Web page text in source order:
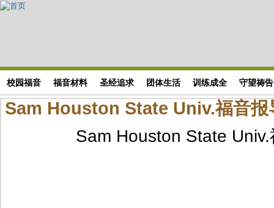
Skip to main content
校园福音 福音材料 圣经追求 团体生活 训练成全 守望祷告
Sam Houston State Univ.福音报
Sam Houston State